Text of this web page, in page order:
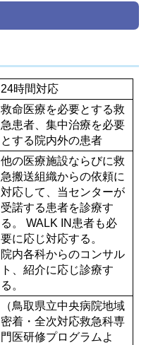
24時間対応
救命医療を必要とする救
急患者、集中治療を必要
とする院内外の患者
他の医療施設ならびに救
急搬送組織からの依頼に
対応して、当センターが
受諾する患者を診療す
る。 WALK IN患者も必
要に応じ対応する。
院内各科からのコンサル
ト、紹介に応じ診療す
る。
（鳥取県立中央病院地域
密着・全次対応救急科専
門医研修プログラムよ